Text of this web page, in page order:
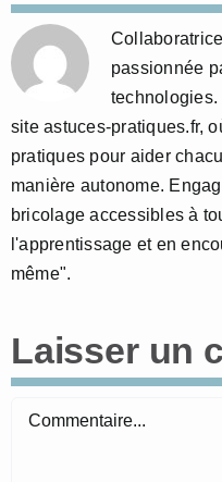
passionnée
site astuces-pratiques.fr,
pratiques pour aider
manière autonome.
bricolage accessibles à
l'apprentissage et en
même".
Laisser un
Commentaire